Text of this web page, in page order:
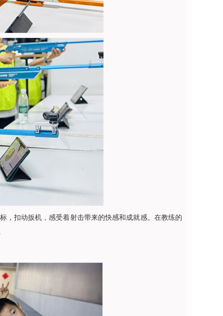
，扣动扳机，感受着射击带来的快感和成就感。在教练的